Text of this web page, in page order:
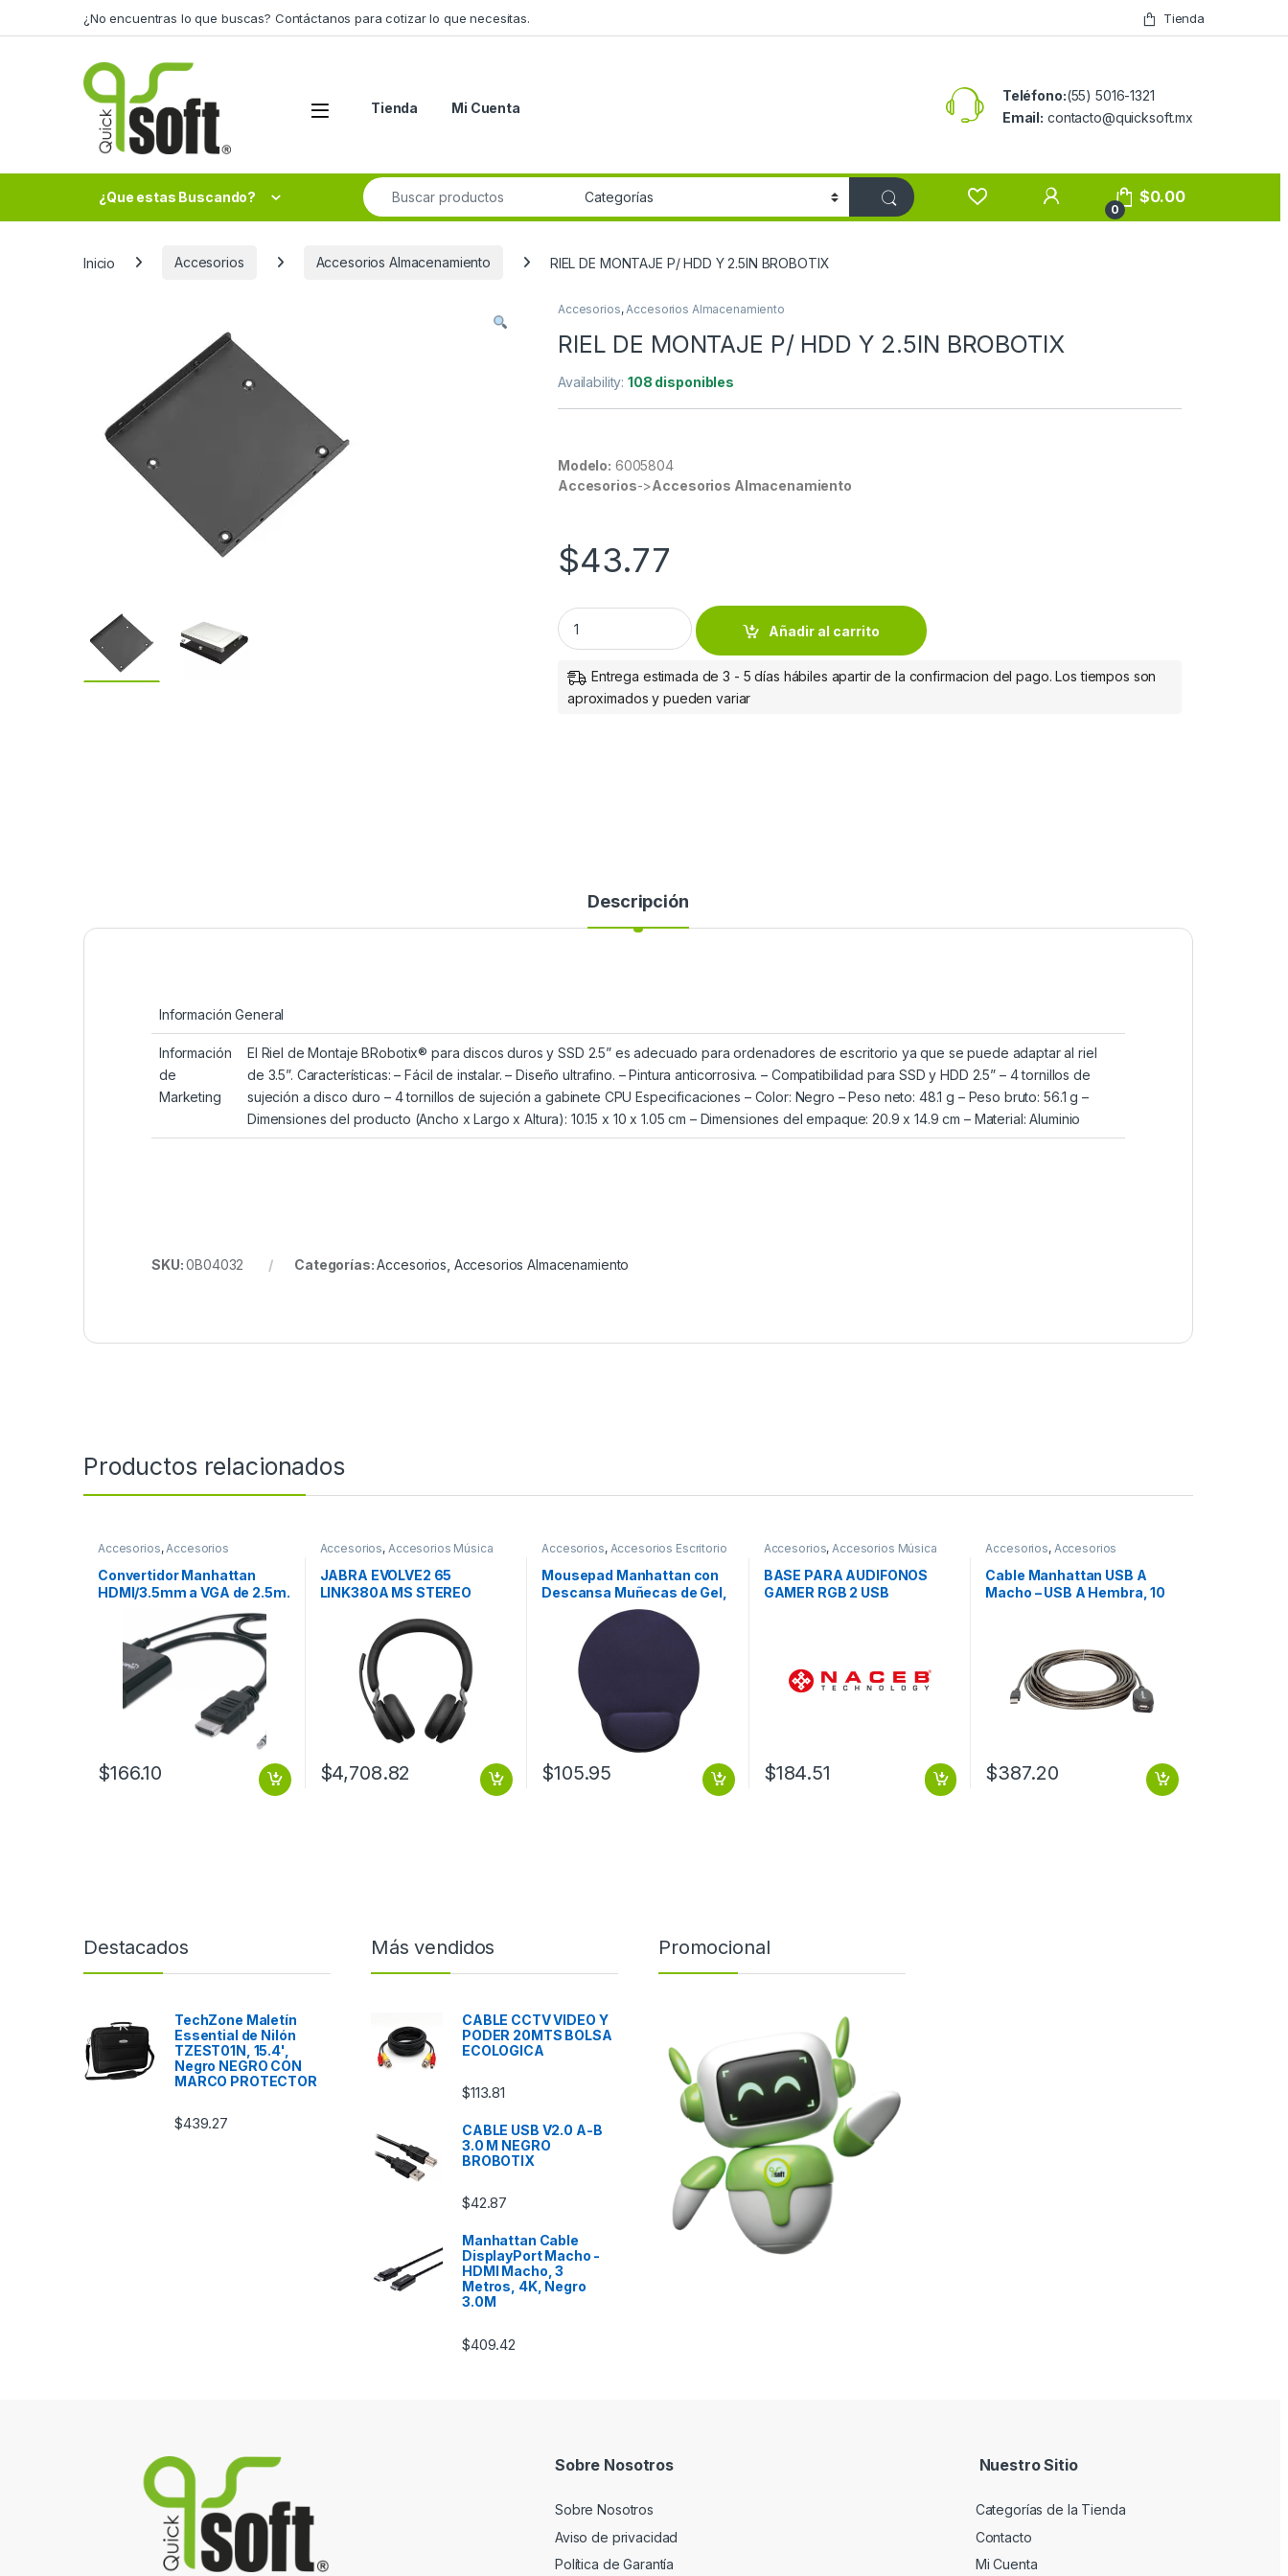
¿No encuentras lo que buscas? Contáctanos para cotizar lo que necesitas. Tienda
Tienda Mi Cuenta
Teléfono:(55) 5016-1321
Email: contacto@quicksoft.mx
¿Que estas Buscando?
Search for:
0
$0.00
Inicio Accesorios Accesorios Almacenamiento RIEL DE MONTAJE P/ HDD Y 2.5IN BROBOTIX
Accesorios,Accesorios Almacenamiento
RIEL DE MONTAJE P/ HDD Y 2.5IN BROBOTIX
Availability:108 disponibles
Modelo: 6005804
Accesorios->Accesorios Almacenamiento
$43.77
RIEL DE MONTAJE P/ HDD Y 2.5IN BROBOTIX quantity
Añadir al carrito
Entrega estimada de 3 - 5 días hábiles apartir de la confirmacion del pago. Los tiempos son
aproximados y pueden variar
Descripción
Información General
Información
de
Marketing
El Riel de Montaje BRobotix® para discos duros y SSD 2.5” es adecuado para ordenadores de escritorio ya que se puede adaptar al riel
de 3.5”. Características: – Fácil de instalar. – Diseño ultrafino. – Pintura anticorrosiva. – Compatibilidad para SSD y HDD 2.5” – 4 tornillos de
sujeción a disco duro – 4 tornillos de sujeción a gabinete CPU Especificaciones – Color: Negro – Peso neto: 48.1 g – Peso bruto: 56.1 g –
Dimensiones del producto (Ancho x Largo x Altura): 10.15 x 10 x 1.05 cm – Dimensiones del empaque: 20.9 x 14.9 cm – Material: Aluminio
SKU:0B04032 Categorías:Accesorios Accesorios Almacenamiento
Productos relacionados
Accesorios,Accesorios
Convertidor Manhattan
HDMI/3.5mm a VGA de 2.5m.
Color Negro HDMI A VGA +
AUDIO 3.5MM 1080P M-H
$166.10
Accesorios, Accesorios Música
JABRA EVOLVE2 65
LINK380A MS STEREO
$4,708.82
Accesorios, Accesorios Escritorio
Mousepad Manhattan con
Descansa Muñecas de Gel,
20x24cm, Grosor 4mm,
Azul Marino TIPO GEL
ERGONOMICO AZUL
MARINO
$105.95
Accesorios,Accesorios Música
BASE PARA AUDIFONOS
GAMER RGB 2 USB
$184.51
Accesorios, Accesorios
Cable Manhattan USB A
Macho – USB A Hembra, 10
$387.20
Destacados
TechZone Maletín
Essential de Nilón
TZEST01N, 15.4',
Negro NEGRO CON
MARCO PROTECTOR
$439.27
Más vendidos
CABLE CCTV VIDEO Y
PODER 20MTS BOLSA
ECOLOGICA
$113.81
CABLE USB V2.0 A-B
3.0 M NEGRO
BROBOTIX
$42.87
Manhattan Cable
DisplayPort Macho -
HDMI Macho, 3
Metros, 4K, Negro
3.0M
$409.42
Promocional
Sobre Nosotros
Sobre Nosotros
Aviso de privacidad
Política de Garantía
Nuestro Sitio
Categorías de la Tienda
Contacto
Mi Cuenta